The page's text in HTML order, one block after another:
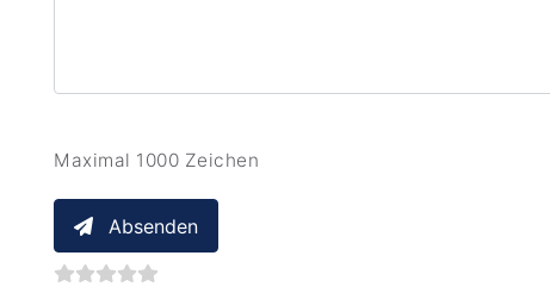
Maximal 1000 Zeichen
Absenden